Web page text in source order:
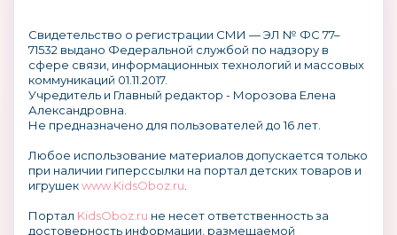
Свидетельство о регистрации СМИ — ЭЛ № ФС 77–
71532 выдано Федеральной службой по надзору в
сфере связи, информационных технологий и массовых
коммуникаций 01.11.2017.
Учредитель и Главный редактор - Морозова Елена
Александровна.
Не предназначено для пользователей до 16 лет.
Любое использование материалов допускается только
при наличии гиперссылки на портал детских товаров и
игрушекwww.KidsOboz.ru
Портал KidsOboz.ru не несет ответственность за
достоверность информации, размещаемой